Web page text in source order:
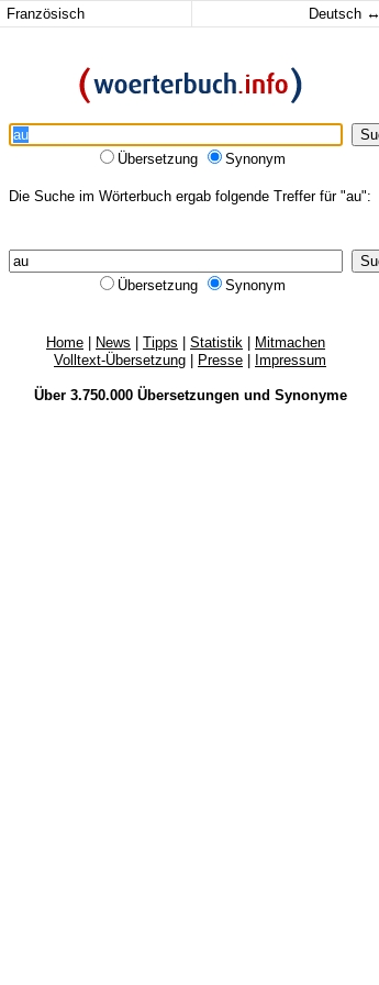
Französisch Deutsch ↔
Übersetzung
Synonym
Die Suche im Wörterbuch ergab folgende Treffer für "au":
Übersetzung
Synonym
Home News Tipps Statistik
Mitmachen
Volltext-Übersetzung
Presse Impressum
Über 3.750.000 Übersetzungenund Synonyme